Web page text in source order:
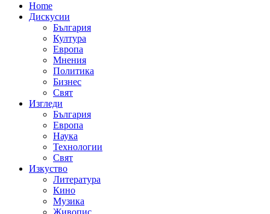
Home
Дискусии
България
Култура
Европа
Мнения
Политика
Бизнес
Свят
Изгледи
България
Европа
Наука
Технологии
Свят
Изкуство
Литература
Кино
Музика
Живопис